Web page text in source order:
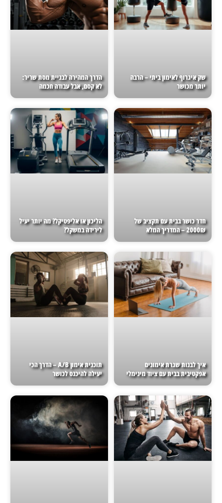
שק איגרוף לאימון ביתי – הרבה
יותר מכושר
הדרך המהירה לבניית מסת שריר:
לא קסם, אבל עבודה חכמה
חדר כושר בבית עם תקציב של
2000₪ – המדריך המלא
הליכון או אליפטיקל? מה יותר יעיל
לירידה במשקל?
איך לבנות שגרת אימונים
אפקטיבית בבית עם ציוד מינימלי
תוכנית אימון A/B – הדרך הכי
יעילה להיכנס לכושר